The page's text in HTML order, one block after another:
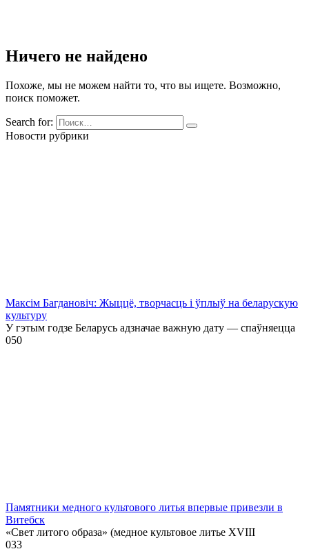
Ничего не найдено
Похоже, мы не можем найти то, что вы ищете. Возможно,
поиск поможет.
Search for:
Новости рубрики
Максім Багдановіч: Жыццё, творчасць і ўплыў на беларускую
культуру
У гэтым годзе Беларусь адзначае важную дату — спаўняецца
050
Памятники медного культового литья впервые привезли в
Витебск
«Свет литого образа» (медное культовое литье XVIII
033